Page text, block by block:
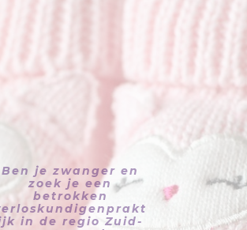
zoek je een
betrokken
verloskundigenprakt
ijk in de regio Zuid-
op met ons of maak
een vrijblijvende
afspraak om alvast
kennis te maken. Je
kunt ons bellen of
mailen.